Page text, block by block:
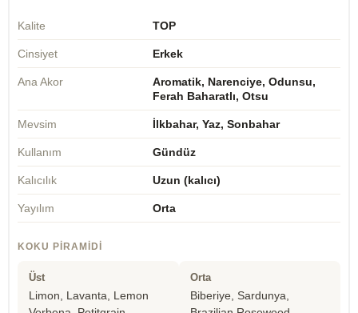
Kalite TOP
Cinsiyet Erkek
Ana Akor
Aromatik, Narenciye, Odunsu,
Ferah Baharatlı, Otsu
Mevsim İlkbahar, Yaz, Sonbahar
Kullanım Gündüz
Kalıcılık Uzun (kalıcı)
Yayılım Orta
KOKU PIRAMIDI
Üst
Limon, Lavanta, Lemon
Orta
Biberiye, Sardunya,